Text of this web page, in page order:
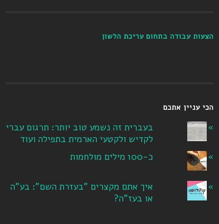
הצעות עבודה בתחום עריכת הלשון
הכי עניין אתכם
בעברית זה נשמע טוב יותר: תרגום עברי
לקדיש ולקטעי הארמית בתפילה ועוד
כ-100 מילים מולחמות
איך אתם מקצרים "בעזרת השם": בע"ה
או בעז"ה?